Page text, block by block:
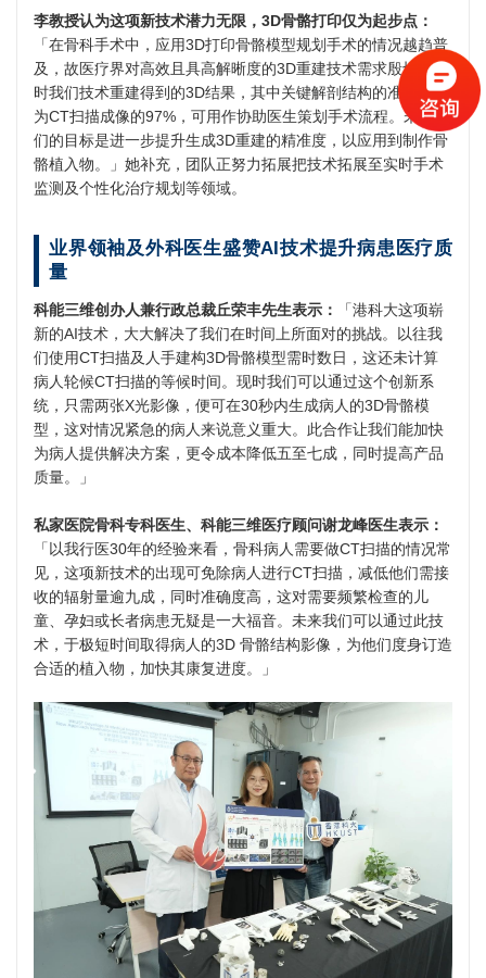
李教授认为这项新技术潜力无限，3D骨骼打印仅为起步点：
「在骨科手术中，应用3D打印骨骼模型规划手术的情况越趋普
及，故医疗界对高效且具高解晰度的3D重建技术需求殷切。现
时我们技术重建得到的3D结果，其中关键解剖结构的准确度约
为CT扫描成像的97%，可用作协助医生策划手术流程。未来我
们的目标是进一步提升生成3D重建的精准度，以应用到制作骨
骼植入物。」她补充，团队正努力拓展把技术拓展至实时手术
监测及个性化治疗规划等领域。
业界领袖及外科医生盛赞AI技术提升病患医疗质
量
科能三维创办人兼行政总裁丘荣丰先生表示：
「港科大这项崭
新的AI技术，大大解决了我们在时间上所面对的挑战。以往我
们使用CT扫描及人手建构3D骨骼模型需时数日，这还未计算
病人轮候CT扫描的等候时间。现时我们可以通过这个创新系
统，只需两张X光影像，便可在30秒内生成病人的3D骨骼模
型，这对情况紧急的病人来说意义重大。此合作让我们能加快
为病人提供解决方案，更令成本降低五至七成，同时提高产品
质量。」
私家医院骨科专科医生、科能三维医疗顾问谢龙峰医生表示：
「以我行医30年的经验来看，骨科病人需要做CT扫描的情况常
见，这项新技术的出现可免除病人进行CT扫描，减低他们需接
收的辐射量逾九成，同时准确度高，这对需要频繁检查的儿
童、孕妇或长者病患无疑是一大福音。未来我们可以通过此技
术，于极短时间取得病人的3D 骨骼结构影像，为他们度身订造
合适的植入物，加快其康复进度。」